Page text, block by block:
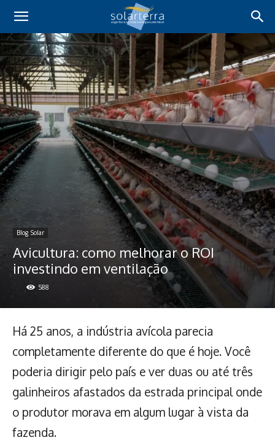
Blog Solar
Avicultura: como melhorar o ROI
investindo em ventilação
588
Há 25 anos, a indústria avícola parecia
completamente diferente do que é hoje. Você
poderia dirigir pelo país e ver duas ou até três
galinheiros afastados da estrada principal onde
o produtor morava em algum lugar à vista da
fazenda.